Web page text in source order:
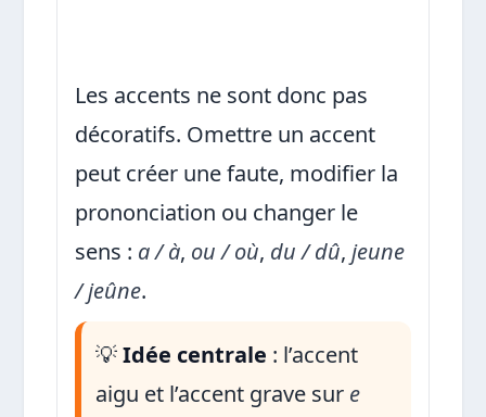
Les accents ne sont donc pas
décoratifs. Omettre un accent
peut créer une faute, modifier la
prononciation ou changer le
sens : a / à, ou / où, du / dû,jeune
/ jeûne.
💡Idée centrale : l’accent
aigu et l’accent grave sur e